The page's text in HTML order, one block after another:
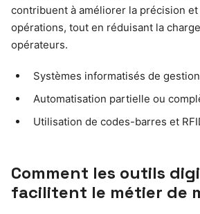
contribuent à améliorer la précision
opérations, tout en réduisant la
opérateurs.
Systèmes informatisés de
Automatisation partielle ou
Utilisation de codes-barres et
Comment les outils
facilitent le métier de